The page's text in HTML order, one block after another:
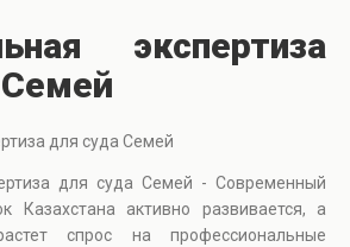
экспертиза
для суда Семей
для суда Семей - Современный
Казахстана активно развивается, а
спрос на профессиональные